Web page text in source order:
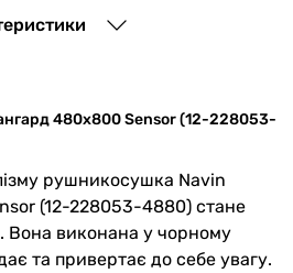
Вт
, індикатор
480х800 Sensor (12-228053-
рушникосушка Navin
(12-228053-4880) стане
Вона виконана у чорному
та привертає до себе увагу.